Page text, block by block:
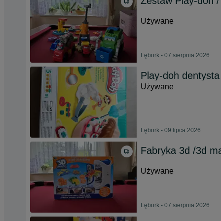
Używane
Lębork - 07 sierpnia 2026
Play-doh dentysta
Używane
Lębork - 09 lipca 2026
Fabryka 3d /3d
Używane
Lębork - 07 sierpnia 2026